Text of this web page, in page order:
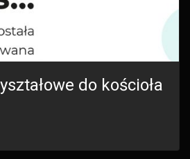
do kościoła